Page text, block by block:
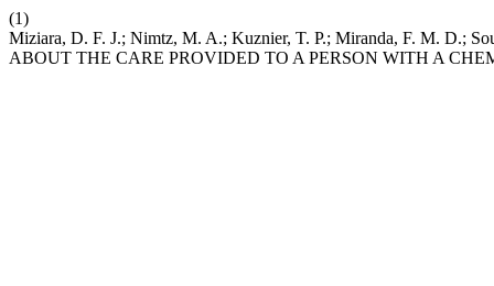
(1)
Miziara, D. F. J.; Nimtz, M. A.; Kuznier, T. P.; Miranda, F. M. D.;
ABOUT THE CARE PROVIDED TO A PERSON WITH A